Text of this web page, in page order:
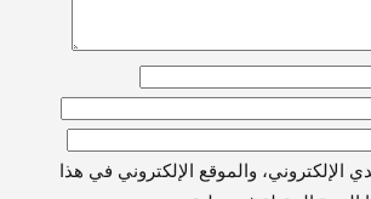
الإلكتروني، والموقع الإلكتروني في هذا